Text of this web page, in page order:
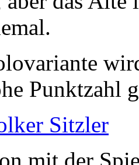
Punktzahl
Sitzler